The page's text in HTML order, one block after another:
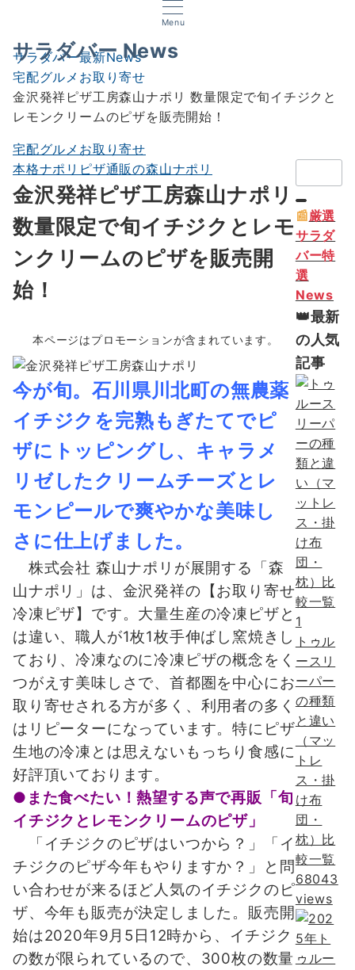
Menu
サラダバー News
サラダバー最新News
宅配グルメお取り寄せ
金沢発祥ピザ工房森山ナポリ 数量限定で旬イチジクと
レモンクリームのピザを販売開始！
宅配グルメお取り寄せ
本格ナポリピザ通販の森山ナポリ
金沢発祥ピザ工房森山ナポリ
数量限定で旬イチジクとレモ
ンクリームのピザを販売開
始！
本ページはプロモーションが含まれています。
今が旬。石川県川北町の無農薬
イチジクを完熟もぎたてでピ
ザにトッピングし、キャラメ
リゼしたクリームチーズとレ
モンピールで爽やかな美味し
さに仕上げました。
株式会社 森山ナポリが展開する「森
山ナポリ」は、金沢発祥の【お取り寄せ
冷凍ピザ】です。大量生産の冷凍ピザと
は違い、職人が1枚1枚手伸ばし窯焼きし
ており、冷凍なのに冷凍ピザの概念をく
つがえす美味しさで、首都圏を中心にお
取り寄せされる方が多く、利用者の多く
はリピーターになっています。特にピザ
生地の冷凍とは思えないもっちり食感に
好評頂いております。
●また食べたい！熱望する声で再販「旬
イチジクとレモンクリームのピザ」
「イチジクのピザはいつから？」「イ
チジクのピザ今年もやりますか？」と問
い合わせが来るほど人気のイチジクのピ
ザ、今年も販売が決定しました。販売開
始は2020年9月5日12時から、イチジク
の数が限られているので、300枚の数量
索：
📰厳選
サラダ
バー特
選
News
👑最新
の人気
記事
1
トゥル
ースリ
ーパー
の種類
と違い
（マッ
トレ
ス・掛
け布
団・
枕）比
較一覧
68043
views